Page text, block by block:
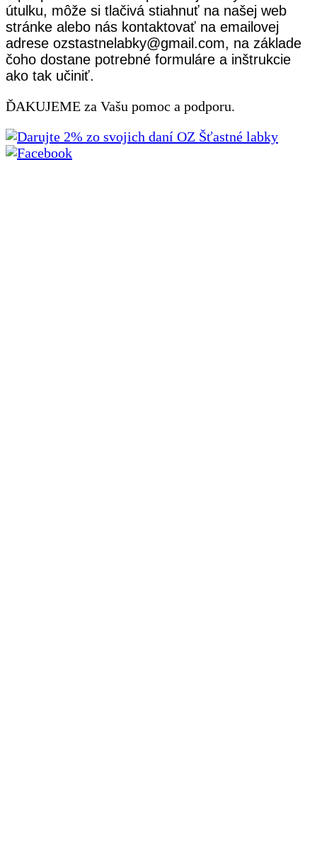
útulku, môže si tlačivá stiahnuť na našej web
stránke alebo nás kontaktovať na emailovej
adrese ozstastnelabky@gmail.com, na základe
čoho dostane potrebné formuláre a inštrukcie
ako tak učiniť.
ĎAKUJEME za Vašu pomoc a podporu.